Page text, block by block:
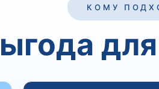
КОМУ